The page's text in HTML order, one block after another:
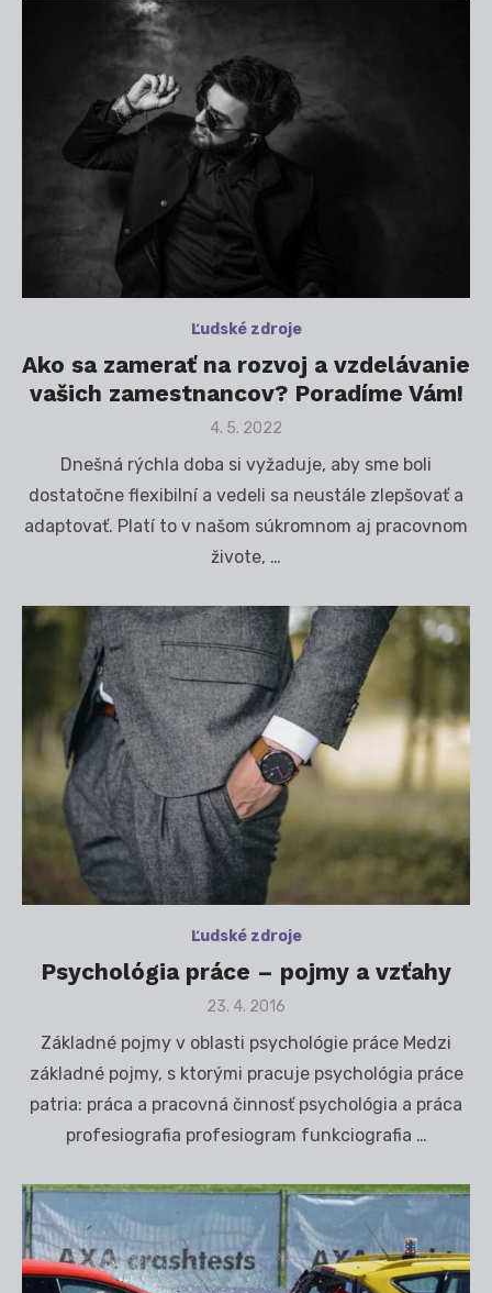
Ľudské zdroje
Ako sa zamerať na rozvoj a vzdelávanie
vašich zamestnancov? Poradíme Vám!
Posted
4. 5. 2022
Dnešná rýchla doba si vyžaduje, aby sme boli
dostatočne flexibilní a vedeli sa neustále zlepšovať a
adaptovať. Platí to v našom súkromnom aj pracovnom
živote, …
Ľudské zdroje
Psychológia práce – pojmy a vzťahy
Posted
23. 4. 2016
Základné pojmy v oblasti psychológie práce Medzi
základné pojmy, s ktorými pracuje psychológia práce
patria: práca a pracovná činnosť psychológia a práca
profesiografia profesiogram funkciografia …